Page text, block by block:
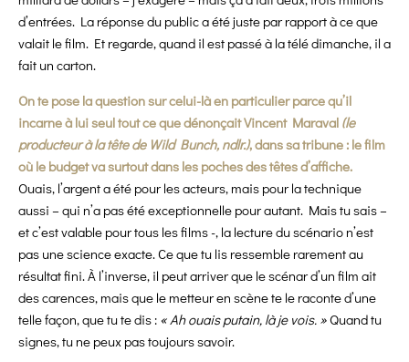
d’entrées. La réponse du public a été juste par rapport à ce que
valait le film. Et regarde, quand il est passé à la télé dimanche, il a
fait un carton.
On te pose la question sur celui-là en particulier parce qu’il
incarne à lui seul tout ce que dénonçait Vincent Maraval (le
producteur à la tête de Wild Bunch, ndlr.), dans sa tribune : le film
où le budget va surtout dans les poches des têtes d’affiche.
Ouais, l’argent a été pour les acteurs, mais pour la technique
aussi – qui n’a pas été exceptionnelle pour autant. Mais tu sais –
et c’est valable pour tous les films -, la lecture du scénario n’est
pas une science exacte. Ce que tu lis ressemble rarement au
résultat fini. À l’inverse, il peut arriver que le scénar d’un film ait
des carences, mais que le metteur en scène te le raconte d’une
telle façon, que tu te dis : « Ah ouais putain, là je vois. »Quand tu
signes, tu ne peux pas toujours savoir.